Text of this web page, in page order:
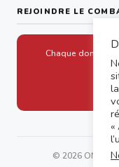
REJOINDRE LE
Chaque don aide
© 2026 ONG